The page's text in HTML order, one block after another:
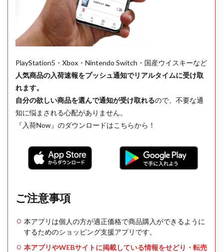
PlayStation5・Xbox・Nintendo Switch・国産ウイスキーなど
人気商品の入荷速報をプッシュ通知でリアルタイムに受け取
れます。
自分の欲しい商品を選んで通知が受け取れるので、不要な通
知に悩まされる心配がありません。
『入荷Now』のダウンロードはこちらから！
ご注意事項
本アプリは個人の方が適正価格で商品購入ができるように
するためのショッピング支援アプリです。
本アプリやWEBサイトに掲載している情報をせどり・転売